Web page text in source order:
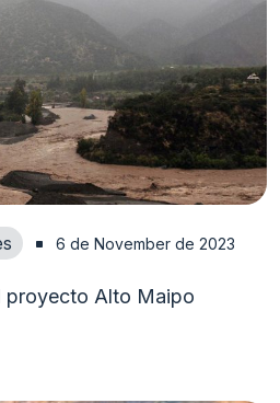
6 de November de 2023
proyecto Alto Maipo